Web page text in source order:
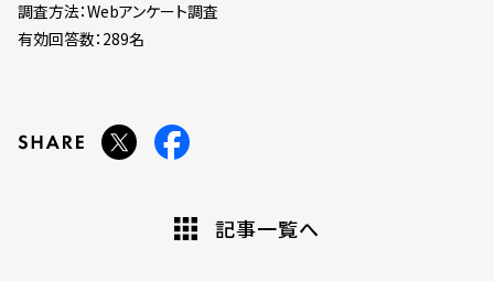
調査方法：Webアンケート調査
有効回答数：289名
記事一覧へ